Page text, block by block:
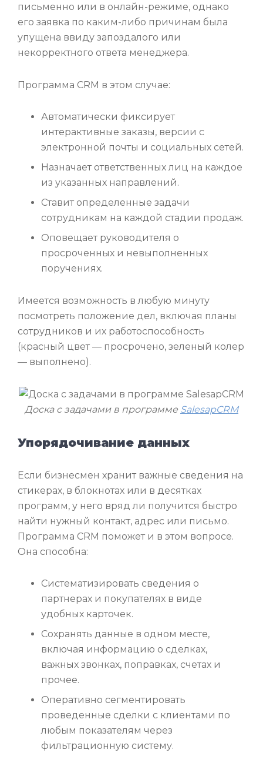
письменно или в онлайн-режиме, однако
его заявка по каким-либо причинам была
упущена ввиду запоздалого или
некорректного ответа менеджера.
Программа CRM в этом случае:
Автоматически фиксирует
интерактивные заказы, версии с
электронной почты и социальных сетей.
Назначает ответственных лиц на каждое
из указанных направлений.
Ставит определенные задачи
сотрудникам на каждой стадии продаж.
Оповещает руководителя о
просроченных и невыполненных
поручениях.
Имеется возможность в любую минуту
посмотреть положение дел, включая планы
сотрудников и их работоспособность
(красный цвет — просрочено, зеленый колер
— выполнено).
Доска с задачами в программе SalesapCRM
Упорядочивание данных
Если бизнесмен хранит важные сведения на
стикерах, в блокнотах или в десятках
программ, у него вряд ли получится быстро
найти нужный контакт, адрес или письмо.
Программа CRM поможет и в этом вопросе.
Она способна:
Систематизировать сведения о
партнерах и покупателях в виде
удобных карточек.
Сохранять данные в одном месте,
включая информацию о сделках,
важных звонках, поправках, счетах и
прочее.
Оперативно сегментировать
проведенные сделки с клиентами по
любым показателям через
фильтрационную систему.